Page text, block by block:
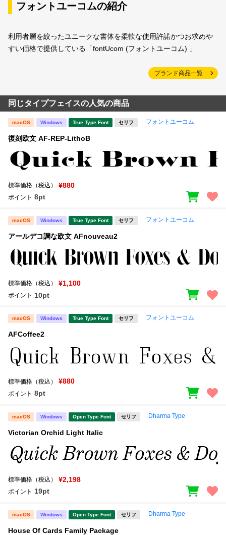
フォントユーコムの紹介
利用者層を絞ったユニークな書体を柔軟な使用許諾かつお求めや
すい価格で提供している「fontUcom (フォントユーコム) 」
ブランド商品一覧
同じタイプフェイスの人気の商品
macOS Windows True Type Font セリフ フォントユーコム
復刻欧文 AF-REP-LithoB
標準価格（税込） ¥880
ポイント 8pt
macOS Windows True Type Font セリフ フォントユーコム
アールデコ調な欧文 AFnouveau2
標準価格（税込） ¥1,100
ポイント 10pt
macOS Windows True Type Font セリフ フォントユーコム
AFCoffee2
標準価格（税込） ¥880
ポイント 8pt
macOS Windows Open Type Font セリフ Dharma Type
Victorian Orchid Light Italic
標準価格（税込） ¥2,198
ポイント 19pt
macOS Windows Open Type Font セリフ Dharma Type
House Of Cards Family Package